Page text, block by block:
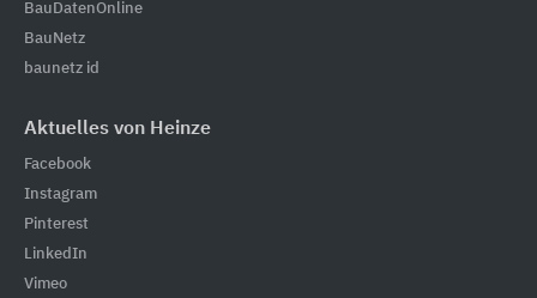
BauDatenOnline
BauNetz
baunetz id
Aktuelles von Heinze
Facebook
Instagram
Pinterest
LinkedIn
Vimeo